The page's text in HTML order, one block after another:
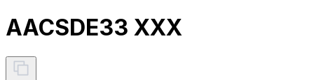
AACSDE33 XXX